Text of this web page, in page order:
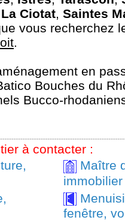
La Ciotat, Saintes
vous recherchez
.
en
Bouches du
Bucco-
à contacter :
Maître
immobilier
fenêtre,